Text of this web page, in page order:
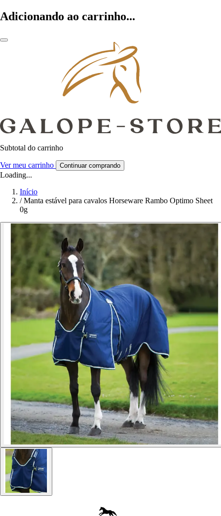
Adicionando ao carrinho...
Subtotal do carrinho
Ver meu carrinho Continuar comprando
Loading...
Início
/ Manta estável para cavalos Horseware Rambo Optimo Sheet
0g